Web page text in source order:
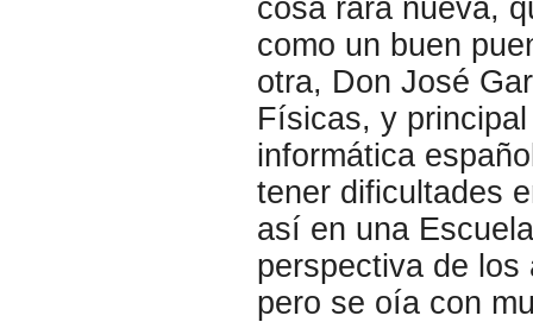
como un buen
otra, Don José
Físicas, y
informática
tener dificultades
así en una
perspectiva de
pero se oía con